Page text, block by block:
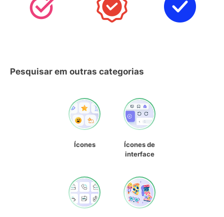
Pesquisar em outras categorias
Ícones
Ícones de
interface